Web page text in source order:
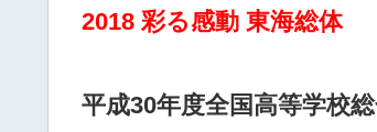
2018 彩る感動 東海総体
平成30年度全国高等学校